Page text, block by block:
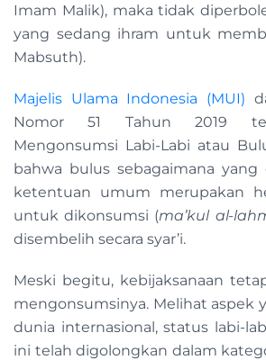
Imam Malik), maka tidak
yang sedang ihram untuk
Mabsuth).
Majelis Ulama Indonesia (MUI)
Nomor 51 Tahun 2019
Mengonsumsi Labi-Labi atau
bahwa bulus sebagaimana yang
ketentuan umum merupakan
untuk dikonsumsi (ma’kul al-
disembelih secara syar’i.
Meski begitu, kebijaksanaan
mengonsumsinya. Melihat aspek
dunia internasional, status labi-
ini telah digolongkan dalam